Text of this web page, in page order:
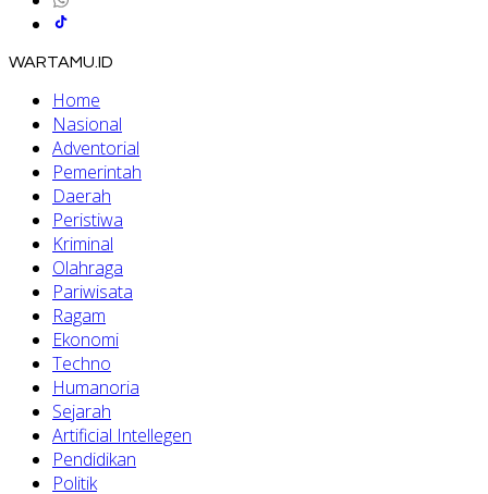
WARTAMU.ID
Home
Nasional
Adventorial
Pemerintah
Daerah
Peristiwa
Kriminal
Olahraga
Pariwisata
Ragam
Ekonomi
Techno
Humanoria
Sejarah
Artificial Intellegen
Pendidikan
Politik